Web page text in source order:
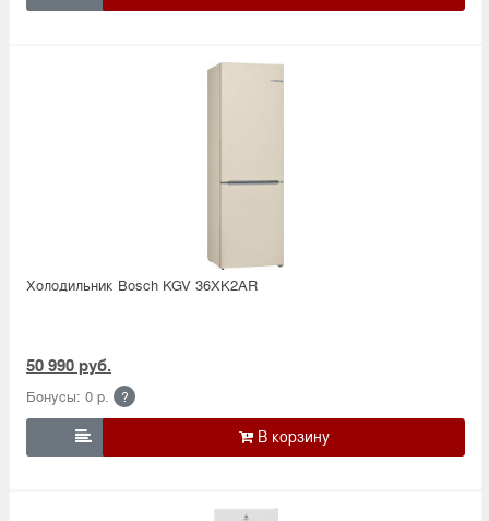
Холодильник Bosсh KGV 36XK2AR
50 990 руб.
Бонусы: 0 р. ?
